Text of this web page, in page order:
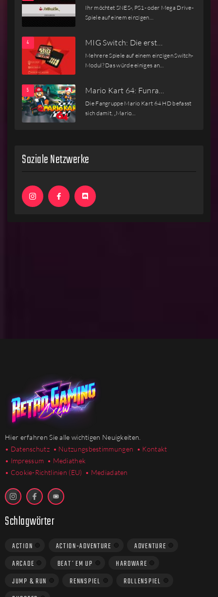
Ihr möchtet SNES-, PS1- oder Mega Drive-
Spiele auf einem einzigen…
MIG Switch: Die erst…
Mehrere Spiele auf einem einzigen Switch-
Modul? Das würde einiges an…
Mario Kart 64: Funra…
Die Fangruppe Mario Kart 64 HD befasst
sich damit, „Mario…
Soziale Netzwerke
Hier erfahren Sie alle wichtigen Neuigkeiten.
• Datenschutz • Nutzungsbestimmungen • Kontakt
• Impressum • Mediathek
• Cookie-Richtlinien (EU) • Mediadaten
Schlagwörter
ACTION ACTION-ADVENTURE
ADVENTURE
ARCADE
BEAT´EM UP
HARDWARE
JUMP & RUN
RENNSPIEL
ROLLENSPIEL